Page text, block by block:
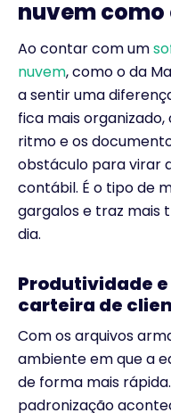
nuvem como
Ao contar com um
nuvem, como o da
a sentir uma
fica mais
ritmo e os
obstáculo para virar
contábil. É o tipo de
gargalos e traz mais
dia.
Produtividade
carteira de
Com os arquivos
ambiente em que a
de forma mais
padronização